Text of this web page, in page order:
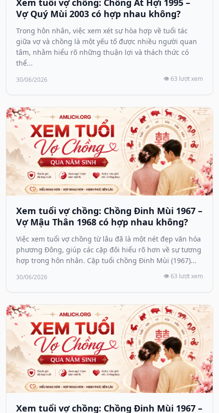
Xem tuổi vợ chồng: Chồng Ất Hợi 1995 –
Vợ Quý Mùi 2003 có hợp nhau không?
Trong hôn nhân, việc xem xét sự hòa hợp về tuổi tác
giữa vợ và chồng là một yếu tố được nhiều người quan
tâm, nhằm hiểu rõ những thuận lợi và thách thức có
thể...
30/06/2026 👁️ 63 lượt xem
Xem tuổi vợ chồng: Chồng Đinh Mùi 1967 –
Vợ Mậu Thân 1968 có hợp nhau không?
Việc xem tuổi vợ chồng từ lâu đã là một nét đẹp văn hóa
phương Đông, giúp các cặp đôi hiểu rõ hơn về sự tương
hợp trong hôn nhân. Cặp tuổi chồng Đinh Mùi (1967)...
30/06/2026 👁️ 63 lượt xem
Xem tuổi vợ chồng: Chồng Đinh Mùi 1967 –